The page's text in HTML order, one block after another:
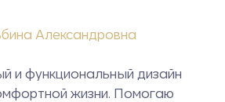
Александровна
и функциональный дизайн
жизни. Помогаю